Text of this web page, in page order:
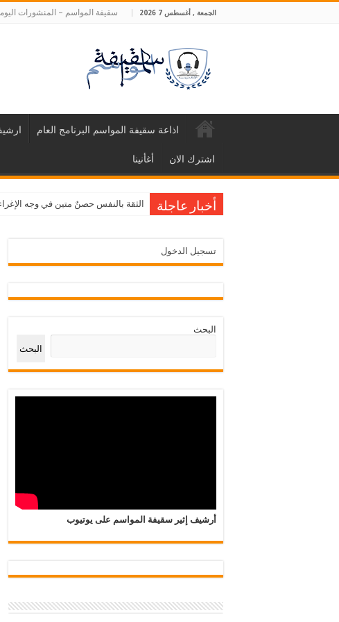
الجمعة , أغسطس 7 2026 سقيفة المواسم – المنشورات
اذاعة سقيفة المواسم البرنامج العام
اشترك الان أغأنينا
أخبار عاجلة الثقة بالنفس حصنٌ متين في وجه
تسجيل الدخول
البحث
البحث
أرشيف إثير سقيفة المواسم على يوتيوب